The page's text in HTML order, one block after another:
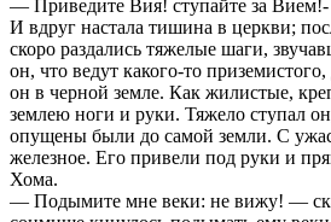
— Приведите Вия! ступайте за Вием!-
И вдруг настала тишина в церкви;
скоро раздались тяжелые шаги,
он, что ведут какого-то
он в черной земле. Как жилистые,
землею ноги и руки. Тяжело ступал
опущены были до самой земли. С
железное. Его привели под руки и
Хома.
— Подымите мне веки: не вижу! —